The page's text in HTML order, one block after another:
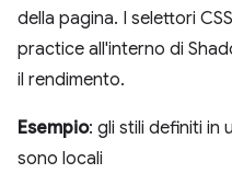
della pagina. I selettori
practice all'interno di
il rendimento.
Esempio: gli stili definiti in
sono locali